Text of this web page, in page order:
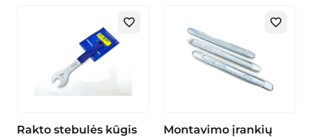
Rakto stebulės kūgis
Montavimo įrankių